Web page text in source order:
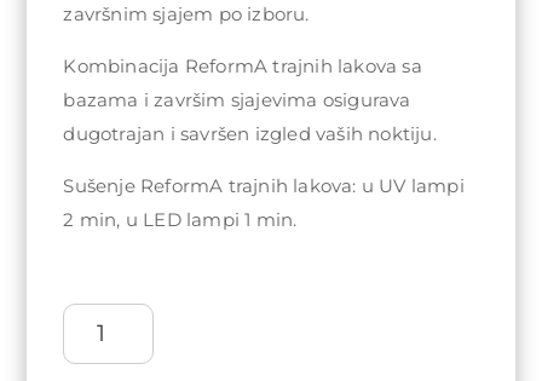
završnim sjajem po izboru.
Kombinacija ReformA trajnih lakova sa
bazama i završim sjajevima osigurava
dugotrajan i savršen izgled vaših noktiju.
Sušenje ReformA trajnih lakova: u UV lampi
2 min, u LED lampi 1 min.
ReformA
polish